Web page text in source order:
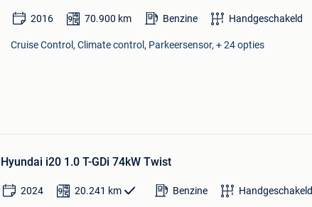
2016 70.900 km Benzine Handgeschakeld
Cruise Control, Climate control, Parkeersensor, + 24 opties
Hyundai i20 1.0 T-GDi 74kW Twist
2024 20.241 km Benzine Handgeschakeld